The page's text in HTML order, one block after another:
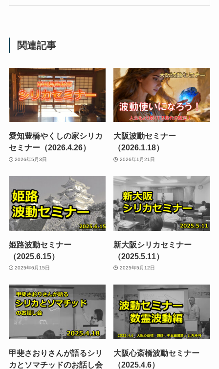
関連記事
愛知豊橋やくしの家シリカ
セミナー（2026.4.26）
2026年5月3日
大阪波動セミナー
（2026.1.18）
2026年1月21日
姫路波動セミナー
（2025.6.15）
2025年6月15日
新大阪シリカセミナー
（2025.5.11）
2025年5月12日
甲斐さおりさんが語るシリ
カとソマチッドのお話し会
大阪心斎橋波動セミナー
（2025.4.6）